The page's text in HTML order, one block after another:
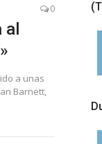
0
a unas
Barnett,